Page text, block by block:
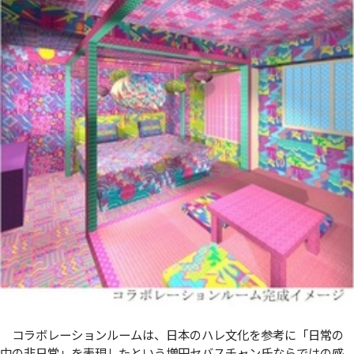
コラボレーションルームは、日本のハレ文化を参考に「日常の